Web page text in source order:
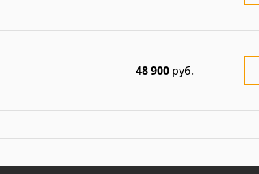
48 900 руб.